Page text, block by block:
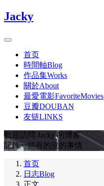
Jacky
首页
時間軸Blog
作品集Works
關於About
最愛電影FavoriteMovies
豆瓣DOUBAN
友链LINKS
歡迎訪問 Jacky 的博客
記錄一些有的沒的事情
首页
日志Blog
正文